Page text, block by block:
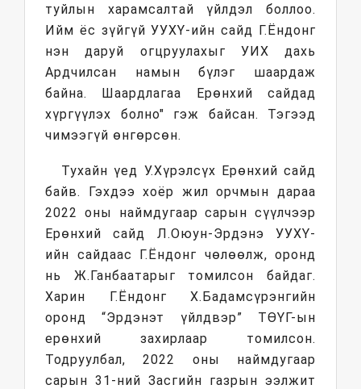
туйлын харамсалтай үйлдэл боллоо.
Ийм ёс зүйгүй УУХҮ-ийн сайд Г.Ёндонг
нэн даруй огцруулахыг УИХ дахь
Ардчилсан намын бүлэг шаардаж
байна. Шаардлагаа Ерөнхий сайдад
хүргүүлэх болно" гэж байсан. Тэгээд
чимээгүй өнгөрсөн.
Тухайн үед У.Хүрэлсүх Ерөнхий сайд
байв. Гэхдээ хоёр жил орчмын дараа
2022 оны наймдугаар сарын сүүлчээр
Ерөнхий сайд Л.Оюун-Эрдэнэ УУХҮ-
ийн сайдаас Г.Ёндонг чөлөөлж, оронд
нь Ж.Ганбаатарыг томилсон байдаг.
Харин Г.Ёндонг Х.Бадамсүрэнгийн
оронд “Эрдэнэт үйлдвэр” ТӨҮГ-ын
ерөнхий захирлаар томилсон.
Тодруулбал, 2022 оны наймдугаар
сарын 31-ний Засгийн газрын ээлжит